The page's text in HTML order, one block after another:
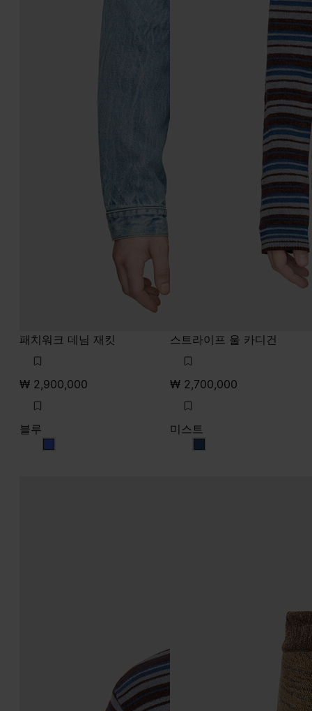
패치워크 데님 재킷
₩ 2,900,000
블루
블루
스트라이프 울 카디건
₩ 2,700,000
미스트
미스트